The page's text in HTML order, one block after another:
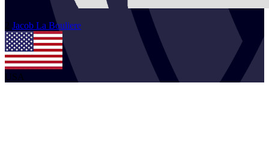
2 Jacob La Bouliere
USA